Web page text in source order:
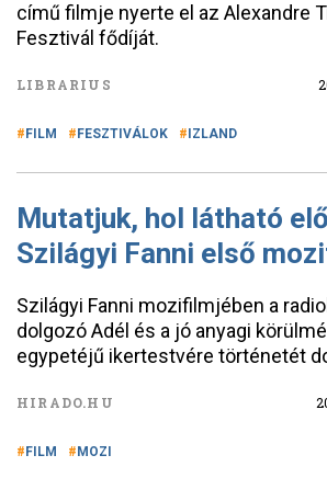
című filmje nyerte el az Alexandre
Fesztivál fődíját.
LIBRARIUS
FILM FESZTIVÁLOK IZLAND
Mutatjuk, hol látható
Szilágyi Fanni első
Szilágyi Fanni mozifilmjében a
dolgozó Adél és a jó anyagi
egypetéjű ikertestvére történetét
HIRADO.HU
FILM MOZI